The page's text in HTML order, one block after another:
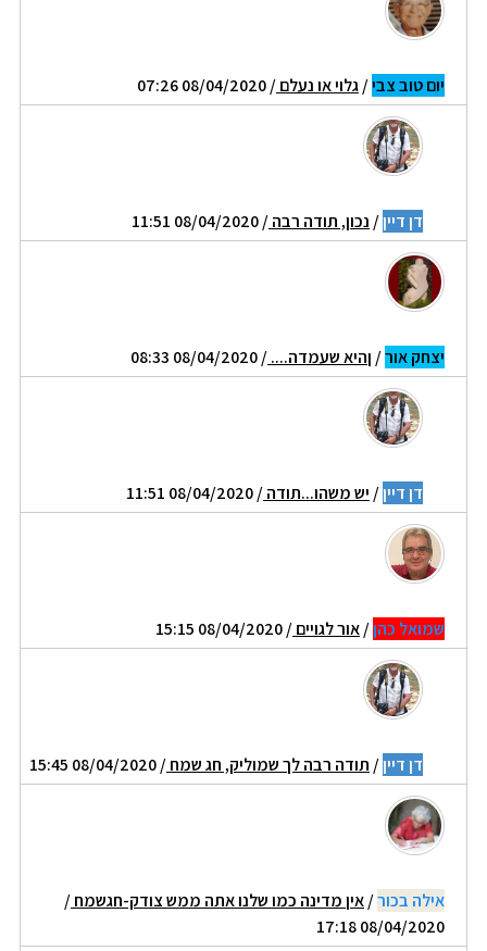
יום טוב צבי/גלוי או נעלם/ 08/04/2020 07:26
דן דיין/ נכון, תודה רבה/ 08/04/2020 11:51
יצחק אור/ ןהיא שעמדה..../ 08/04/2020 08:33
דן דיין/ יש משהו...תודה/ 08/04/2020 11:51
שמואל כהן/אור לגויים/ 08/04/2020 15:15
דן דיין/ תודה רבה לך שמוליק, חג שמח/ 08/04/2020 15:45
אילה בכור/אין מדינה כמו שלנו אתה ממש צודק-חגשמח/
08/04/2020 17:18